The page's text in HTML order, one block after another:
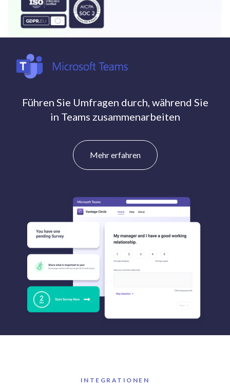
Führen Sie Umfragen durch, während Sie
in Teams zusammenarbeiten
Mehr erfahren
Vantage Circle integrates with Microsoft Teams, Slack,
INTEGRATIONEN